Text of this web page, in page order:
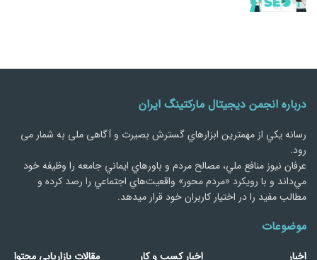
درباره انجمن دیجیتال مارکتینگ ایران
رسانه يكي از مهمترین ابزارهاي گسترش بصیرت و آگاهی ملی به شمار می
رود.
عرفان نیوز منافع ملي، مصالح مردم و باورهاي ايماني جامعه را وظيفه خود
مي‌داند و با رويكرد «مردم‌ محور» واقعيت‌هاي اجتماعي را رصد کرده و
مطالب مفید را در اختیار کاربران خود قرار میدهد.
موضوعات
اخبار
اخبار کسب و کار
مقالات بازاریابی محتوا